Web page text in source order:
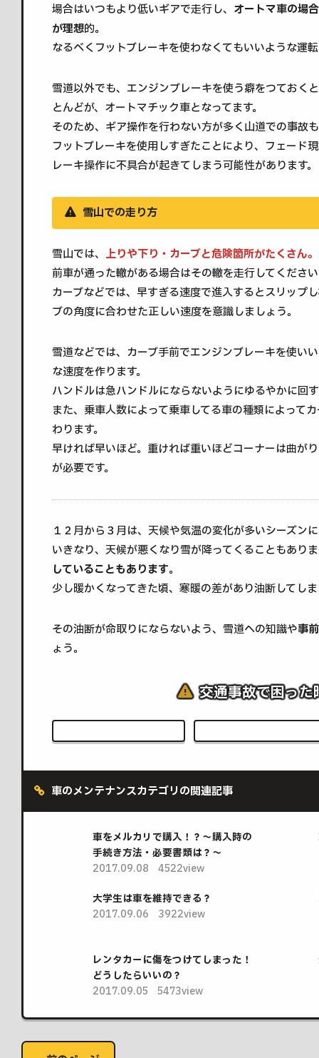
場合はいつもより低いギアで走行し、 オートマ車の場
が理想的。
なるべくフットブレーキを使わなくてもいいような運
雪道以外でも、エンジンブレーキを使う癖をつておく
とんどが、オートマチック車となってます。
そのため、ギア操作を行わない方が多く山道での事故
フットブレーキを使用しすぎたことにより、フェード
レーキ操作に不具合が起きてしまう可能性があります。
雪山での走り方
雪山では、 上りや下り・カーブと危険箇所がたくさん。
前車が通った轍がある場合はその轍を走行してくださ
カーブなどでは、早すぎる速度で進入するとスリップ
ブの角度に合わせた正しい速度を意識しましょう。
雪道などでは、カーブ手前でエンジンブレーキを使い
な速度を作ります。
ハンドルは急ハンドルにならないようにゆるやかに回
また、乗車人数によって乗車してる車の種類によって
わります。
早ければ早いほど。重ければ重いほどコーナーは曲が
が必要です。
１２月から３月は、天候や気温の変化が多いシーズン
いきなり、天候が悪くなり雪が降ってくることもあり
していることもあります。
少し暖かくなってきた頃、寒暖の差があり油断してし
その油断が命取りにならないよう、雪道への知識や事
ょう。
交通事故で困った
車のメンテナンスカテゴリの関連記事
車をメルカリで購入！？～購入時の
手続き方法・必要書類は？～
2017.09.08
4522view
大学生は車を維持できる？
2017.09.06
3922view
レンタカーに傷をつけてしまった！
どうしたらいいの？
2017.09.05
5473view